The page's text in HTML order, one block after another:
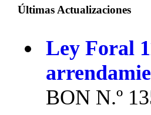
Últimas Actualizaciones
Ley Foral
BON N.º